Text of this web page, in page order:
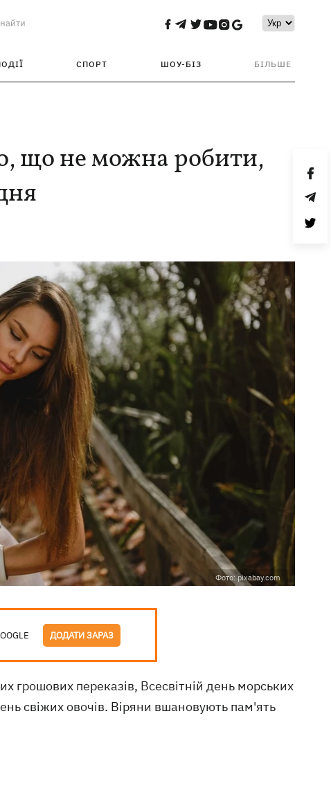
СПОРТ ШОУ-БІЗ БІЛЬШЕ
що не можна робити,
Фото: pixabay.com
ДОДАТИ ЗАРАЗ
грошових переказів, Всесвітній день морських
свіжих овочів. Віряни вшановують пам'ять